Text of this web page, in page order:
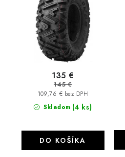
Skladom (4 ks)
109,76 € bez DPH
135 €
145 €
DO KOŠÍKA